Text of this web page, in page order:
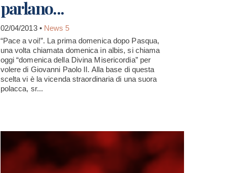
parlano...
02/04/2013 • News 5
“Pace a voi!”. La prima domenica dopo Pasqua,
una volta chiamata domenica in albis, si chiama
oggi “domenica della Divina Misericordia” per
volere di Giovanni Paolo II. Alla base di questa
scelta vi è la vicenda straordinaria di una suora
polacca, sr...